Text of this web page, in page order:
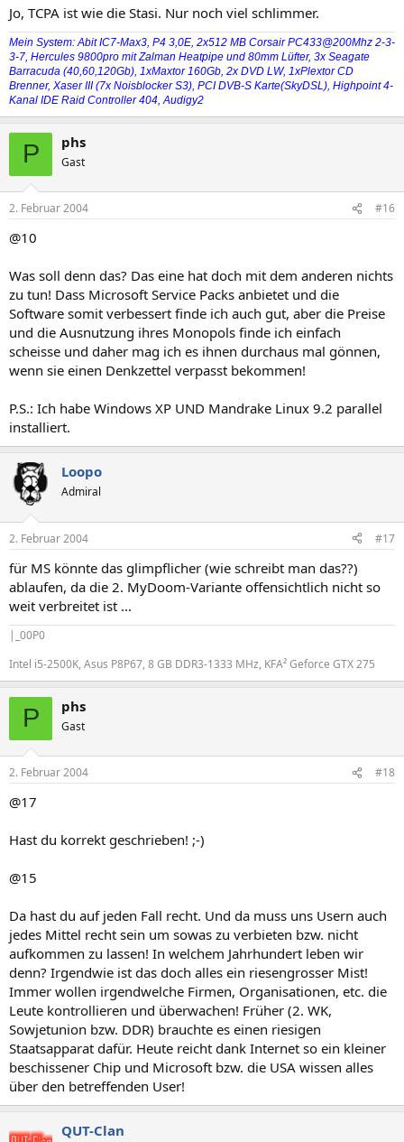
Jo, TCPA ist wie die Stasi. Nur noch viel schlimmer.
Mein System: Abit IC7-Max3, P4 3,0E, 2x512 MB Corsair PC433@200Mhz 2-3-
3-7, Hercules 9800pro mit Zalman Heatpipe und 80mm Lüfter, 3x Seagate
Barracuda (40,60,120Gb), 1xMaxtor 160Gb, 2x DVD LW, 1xPlextor CD
Brenner, Xaser III (7x Noisblocker S3), PCI DVB-S Karte(SkyDSL), Highpoint 4-
Kanal IDE Raid Controller 404, Audigy2
P phs
Gast
2. Februar 2004 #16
@10
Was soll denn das? Das eine hat doch mit dem anderen nichts
zu tun! Dass Microsoft Service Packs anbietet und die
Software somit verbessert finde ich auch gut, aber die Preise
und die Ausnutzung ihres Monopols finde ich einfach
scheisse und daher mag ich es ihnen durchaus mal gönnen,
wenn sie einen Denkzettel verpasst bekommen!
P.S.: Ich habe Windows XP UND Mandrake Linux 9.2 parallel
installiert.
Loopo
Admiral
2. Februar 2004 #17
für MS könnte das glimpflicher (wie schreibt man das??)
ablaufen, da die 2. MyDoom-Variante offensichtlich nicht so
weit verbreitet ist ...
|_00P0
Intel i5-2500K, Asus P8P67, 8 GB DDR3-1333 MHz, KFA² Geforce GTX 275
P phs
Gast
2. Februar 2004 #18
@17
Hast du korrekt geschrieben! ;-)
@15
Da hast du auf jeden Fall recht. Und da muss uns Usern auch
jedes Mittel recht sein um sowas zu verbieten bzw. nicht
aufkommen zu lassen! In welchem Jahrhundert leben wir
denn? Irgendwie ist das doch alles ein riesengrosser Mist!
Immer wollen irgendwelche Firmen, Organisationen, etc. die
Leute kontrollieren und überwachen! Früher (2. WK,
Sowjetunion bzw. DDR) brauchte es einen riesigen
Staatsapparat dafür. Heute reicht dank Internet so ein kleiner
beschissener Chip und Microsoft bzw. die USA wissen alles
über den betreffenden User!
QUT-Clan